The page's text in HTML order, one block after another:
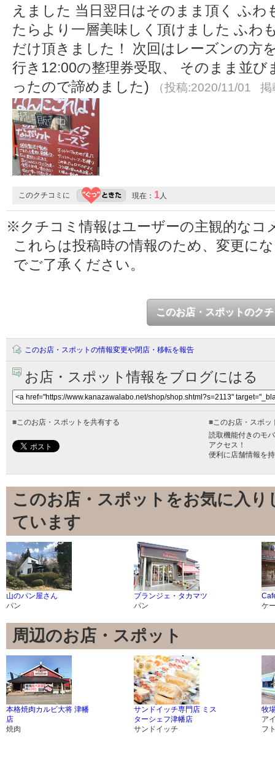
えました 当日翌日はそのまま頂く ふ
たらより一層美味しく頂けました ふわ
だけ頂きました！ 次回はレーズンの方
行き12:00の整理券受取、 そのまま並
ったので諦めました)
（投稿:2020/11/01
このクチコミに 現在： 1人
※クチコミ情報はユーザーの主観的なコ
これらは投稿時の情報のため、変更に
でご了承ください。
このお店・スポットのク
このお店・スポットの情報変更や閉店・移転を報告
お店・スポット情報をブログにはる
■このお店・スポットを共有する ■このお店・スポッ
読取機能付きのモ
アクセス！
便利に店舗情報を
このお店・スポットをお気に入
ています
山のパン屋さん
パン
ブランジェ・タカマツ
パン
ケ
周辺のお店・スポット
本格焼肉カルビ大将 津幡
店
焼肉
サンドイッチ専門店 ミス
ターシェフ津幡店
サンドイッチ
牧
ア
フ